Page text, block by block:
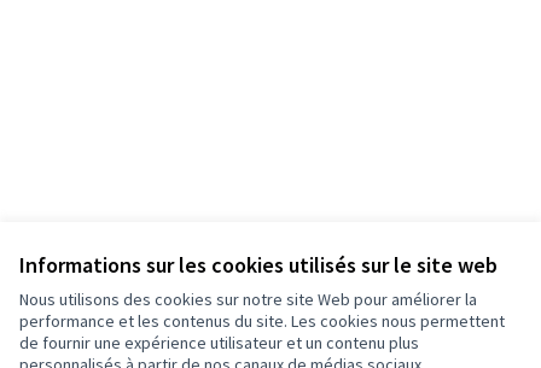
Informations sur les cookies utilisés sur le site web
Nous utilisons des cookies sur notre site Web pour améliorer la
performance et les contenus du site. Les cookies nous permettent
de fournir une expérience utilisateur et un contenu plus
Conditions d'utilisation
Paramètres des cookies
Participez Villeurbanne sur X
Participez Villeurbanne sur Facebook
Participez Villeurbanne sur Instagram
Participez Villeurbanne sur YouTube